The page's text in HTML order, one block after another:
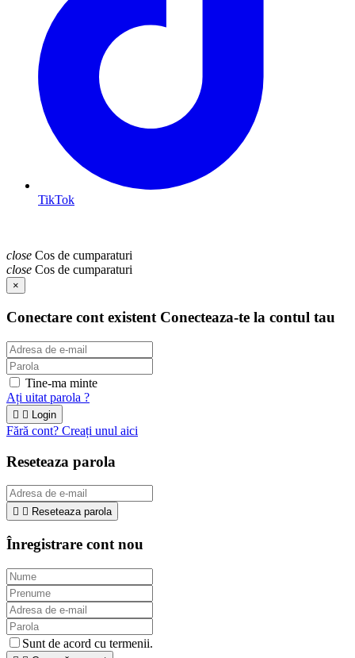
TikTok
close Cos de cumparaturi
close Cos de cumparaturi
×
Conectare cont existent Conecteaza-te la contul tau
Tine-ma minte
Ați uitat parola ?
  Login
Fără cont? Creați unul aici
Reseteaza parola
  Reseteaza parola
Înregistrare cont nou
Sunt de acord cu termenii.